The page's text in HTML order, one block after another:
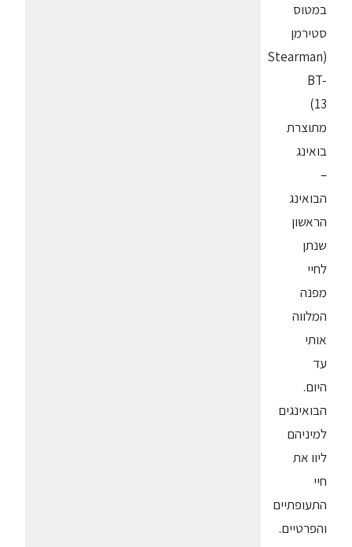
במטוס
סטירמן
(Stearman
BT-
13)
מתוצרת
בואינג
–
הבואינג
הראשון
שנתן
לחיי
מפנה
המלווה
אותי
עד
היום.
הבואינגים
למיניהם
ליוו את
חיי
התעופתיים
והפרטיים.